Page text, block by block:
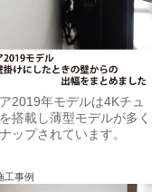
2019年モデルは4Kチュ
搭載し薄型モデルが多く
ップされています。
工事例